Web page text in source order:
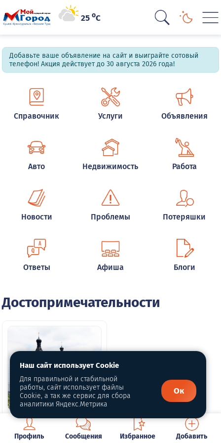
25oC
Добавьте ваше объявление на сайт и выиграйте сотовый
телефон! Акция действует до 30 августа 2026 года!
Справочник Услуги Объявления
Авто Недвижимость Работа
Новости Проблемы Потеряшки
Ответы Афиша Блоги
Достопримечательности
Верхняя Тура: храм
Александра
Профиль Сообщения Избранное Добавить
Наш сайт использует Cookie
Для правильной и стабильной
работы, сайт использует файлы
Cookie, а так же сервис для сбора
аналитики Яндекс.Метрика
Ок